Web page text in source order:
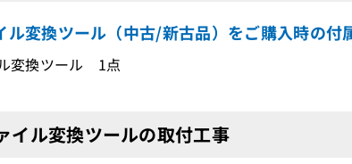
変換ツール（中古/新古品）をご購入時の付
変換ツール 1点
ル変換ツールの取付工事